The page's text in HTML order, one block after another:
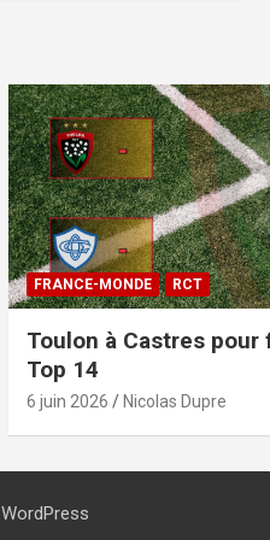
FRANCE-MONDE RCT
Toulon à Castres pour
Top 14
6 juin 2026 Nicolas Dupre
WordPress